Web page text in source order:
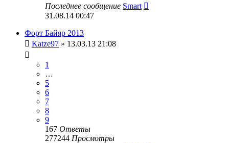
Последнее сообщение Smart
31.08.14 00:47
Форт Байяр 2013
Katze97 » 13.03.13 21:08
1
…
5
6
7
8
9
167 Ответы
277244 Просмотры